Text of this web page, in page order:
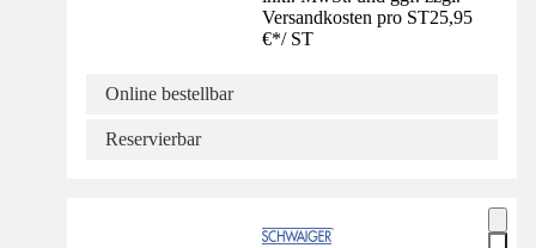
Versandkosten pro ST25,95
€*/ ST
Online bestellbar
Reservierbar